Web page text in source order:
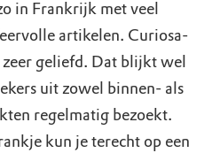
in Frankrijk met veel
artikelen. Curiosa-
geliefd. Dat blijkt wel
uit zowel binnen- als
regelmatig bezoekt.
kun je terecht op een